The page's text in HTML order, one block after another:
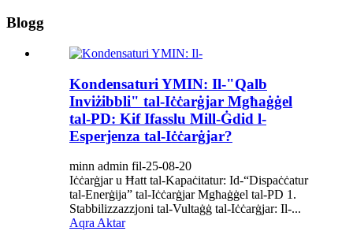
Blogg
Kondensaturi YMIN: Il-"Qalb
Inviżibbli" tal-Iċċarġjar Mgħaġġel
tal-PD: Kif Ifasslu Mill-Ġdid l-
Esperjenza tal-Iċċarġjar?
minn admin fil-25-08-20
Iċċarġjar u Ħatt tal-Kapaċitatur: Id-“Dispaċċatur
tal-Enerġija” tal-Iċċarġjar Mgħaġġel tal-PD 1.
Stabbilizzazzjoni tal-Vultaġġ tal-Iċċarġjar: Il-...
Aqra Aktar